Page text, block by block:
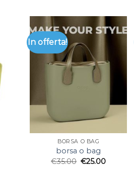
In offerta!
BORSA O BAG
borsa o bag
€35.00 €25.00